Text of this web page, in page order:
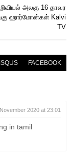
அலகு 16 தாவர
ஹார்மோன்கள் Kalvi
TV
FACEBOOK
2020 at 23:01
in tamil